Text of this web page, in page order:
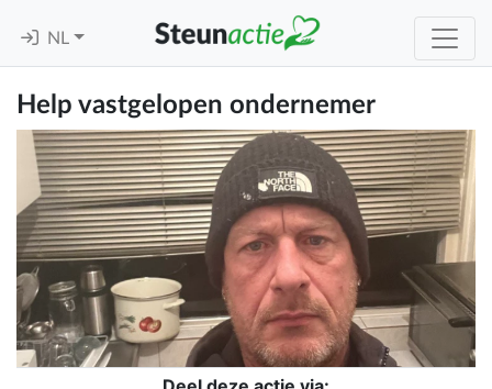
NL
Help vastgelopen ondernemer